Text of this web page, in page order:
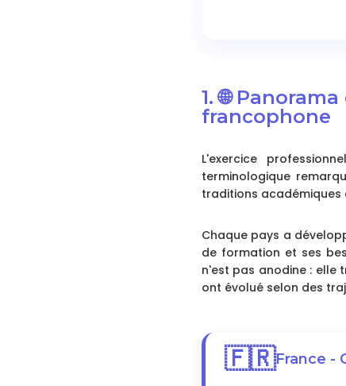
1. 🌐
francophone
L'exercice
terminologique
traditions académiques
Chaque pays a
de formation et ses
n'est pas anodine : elle
ont évolué selon des
🇫🇷France -